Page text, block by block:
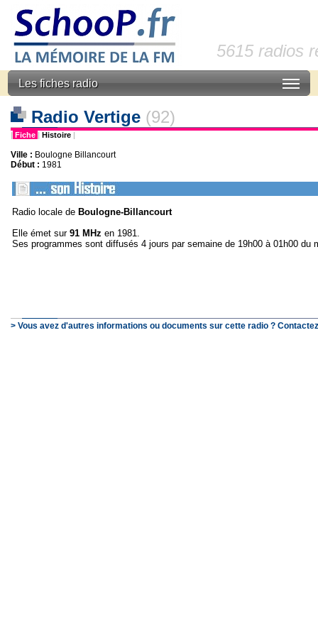
5615 radios
Les fiches radio
Radio Vertige (92)
| Fiche | Histoire |
Ville : Boulogne Billancourt
Début : 1981
Radio locale de Boulogne-Billancourt
Elle émet sur 91 MHz en 1981.
Ses programmes sont diffusés 4 jours par semaine de 19h00 à 01h00 du
> Vous avez d'autres informations ou documents sur cette radio ?